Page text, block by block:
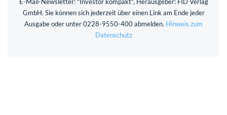
GmbH. Sie können sich jederzeit über einen Link am Ende jeder
Ausgabe oder unter 0228-9550-400 abmelden. Hinweis zum
Datenschutz